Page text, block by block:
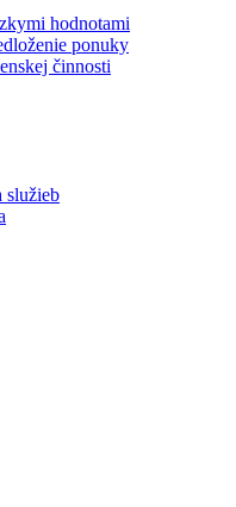
hodnotami
ponuky
činnosti
služieb